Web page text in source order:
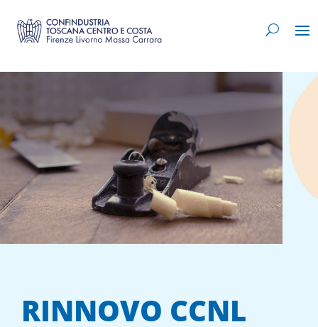
RINNOVO CCNL